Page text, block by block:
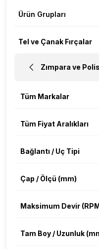
Ürün Grupları
Tel ve Çanak Fırçalar
Zımpara ve
Tüm Markalar
Tüm Fiyat Aralıkları
Bağlantı / Uç Tipi
Çap / Ölçü (mm)
Maksimum Devir
Tam Boy / Uzunluk